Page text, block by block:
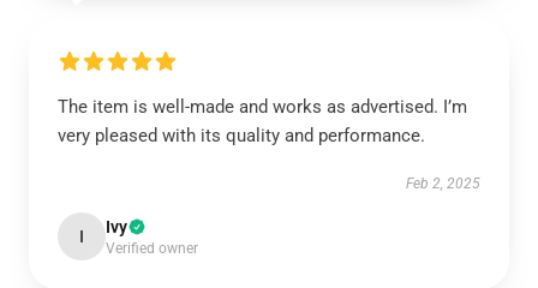
The item is well-made and works as advertised. I’m
very pleased with its quality and performance.
Feb 2, 2025
I Ivy
Verified owner